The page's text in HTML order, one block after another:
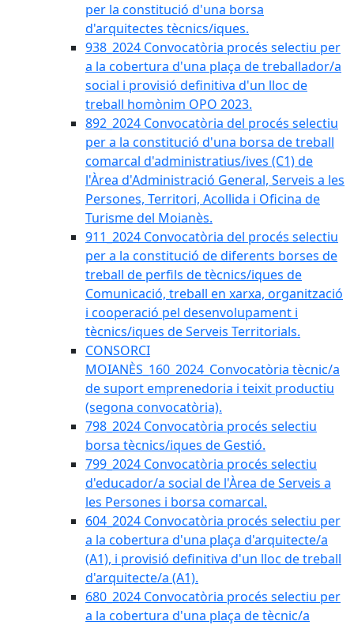
per la constitució d'una borsa
d'arquitectes tècnics/iques.
938_2024 Convocatòria procés selectiu per
a la cobertura d'una plaça de treballador/a
social i provisió definitiva d'un lloc de
treball homònim OPO 2023.
892_2024 Convocatòria del procés selectiu
per a la constitució d'una borsa de treball
comarcal d'administratius/ives (C1) de
l'Àrea d'Administració General, Serveis a les
Persones, Territori, Acollida i Oficina de
Turisme del Moianès.
911_2024 Convocatòria del procés selectiu
per a la constitució de diferents borses de
treball de perfils de tècnics/iques de
Comunicació, treball en xarxa, organització
i cooperació pel desenvolupament i
tècnics/iques de Serveis Territorials.
CONSORCI
MOIANÈS_160_2024_Convocatòria tècnic/a
de suport emprenedoria i teixit productiu
(segona convocatòria).
798_2024 Convocatòria procés selectiu
borsa tècnics/iques de Gestió.
799_2024 Convocatòria procés selectiu
d'educador/a social de l'Àrea de Serveis a
les Persones i borsa comarcal.
604_2024 Convocatòria procés selectiu per
a la cobertura d'una plaça d'arquitecte/a
(A1), i provisió definitiva d'un lloc de treball
d'arquitecte/a (A1).
680_2024 Convocatòria procés selectiu per
a la cobertura d'una plaça de tècnic/a